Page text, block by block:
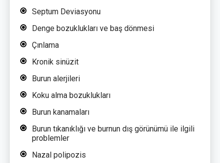
Septum Deviasyonu
Denge bozuklukları ve baş dönmesi
Çınlama
Kronik sinüzit
Burun alerjileri
Koku alma bozuklukları
Burun kanamaları
Burun tıkanıklığı ve burnun dış görünümü ile ilgili
problemler
Nazal polipozis